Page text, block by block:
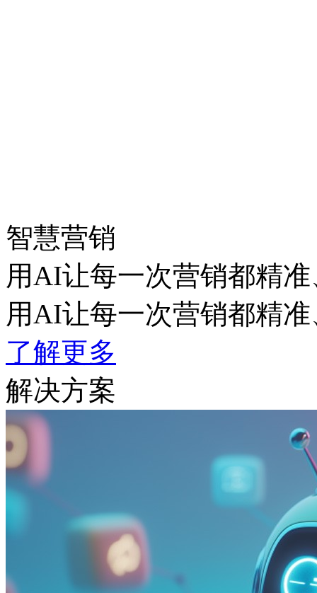
智慧营销
用AI让每一次营销都精准
用AI让每一次营销都精准
了解更多
解决方案